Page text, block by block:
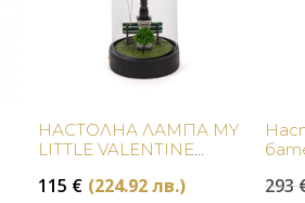
Купи
НАСТОЛНА ЛАМПА MY
LITTLE VALENTINE
115 € (224.92 лв.) 293